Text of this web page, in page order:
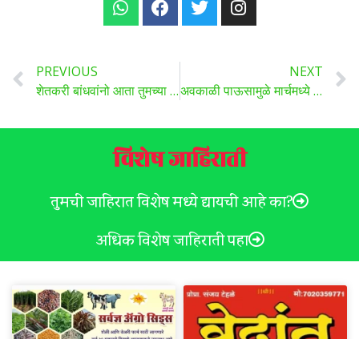
PREVIOUS
शेतकरी बांधवांनो आता तुमच्या जमिनीचा नकाशा बघा ऑनलाइन पद्धतीने तुमच्या मोबाईलवरच
NEXT
अवकाळी पाऊसामुळे मार्चमध्ये नुकसान झालेल्या शेतकऱ्यांना 177 कोटींची भरपाई, वाचा कोणत्या विभागात किती निधी?
विशेष जाहिराती
तुमची जाहिरात विशेष मध्ये द्यायची आहे का?
अधिक विशेष जाहिराती पहा